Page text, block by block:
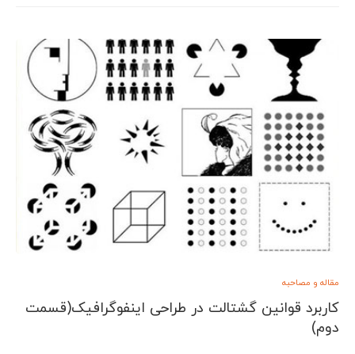
مقاله و مصاحبه
کاربرد قوانین گشتالت در طراحی اینفوگرافیک(قسمت
دوم)